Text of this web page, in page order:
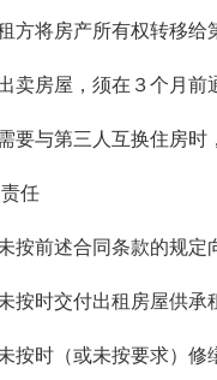
方将房产所有权转移给
卖房屋，须在３个月前
要与第三人互换住房时
任
按前述合同条款的规定
按时交付出租房屋供承
按时（或未按要求）